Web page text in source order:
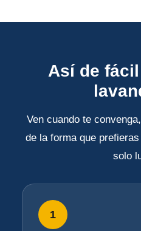
Así de
Ven cuando te
de la forma que
solo
1